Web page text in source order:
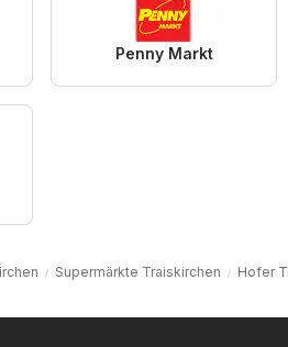
Penny Markt
Supermärkte Traiskirchen Hofer